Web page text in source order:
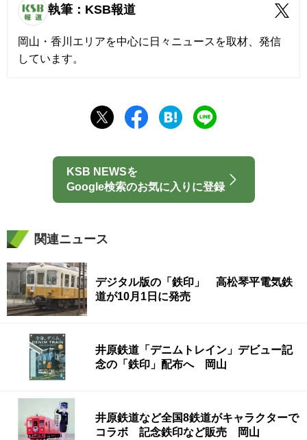
執筆：KSB報道
岡山・香川エリアを中心に日々ニュースを取材、発信
しています。
KSB NEWSを
Google検索のお気に入りに登録
関連ニュース
デジタル版の「鉄印」 高松琴平電気鉄
道が10月1日に発売
井原鉄道「デニムトレイン」デビュー記
念の「鉄印」配布へ 岡山
井原鉄道など全国8鉄道がキャラクターで
コラボ 記念鉄印など販売 岡山